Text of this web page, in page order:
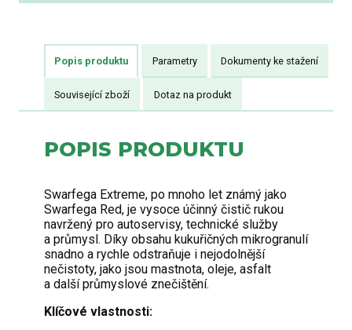
Popis produktu Parametry Dokumenty ke stažení
Související zboží Dotaz na produkt
POPIS PRODUKTU
Swarfega Extreme, po mnoho let známý jako
Swarfega Red, je vysoce účinný čistič rukou
navržený pro autoservisy, technické služby
a průmysl. Díky obsahu kukuřičných mikrogranulí
snadno a rychle odstraňuje i nejodolnější
nečistoty, jako jsou mastnota, oleje, asfalt
a další průmyslové znečištění.
Klíčové vlastnosti: